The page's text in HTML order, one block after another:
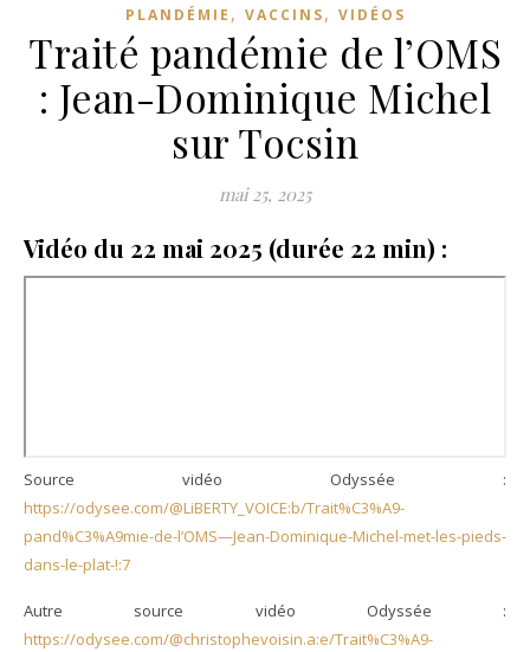
PLANDÉMIE , VACCINS, VIDÉOS
Traité pandémie de l’OMS
: Jean-Dominique Michel
sur Tocsin
mai 25, 2025
Vidéo du 22 mai 2025 (durée 22 min) :
Source vidéo Odyssée :
https://odysee.com/@LiBERTY_VOICE:b/Trait%C3%A9-
pand%C3%A9mie-de-l’OMS—Jean-Dominique-Michel-met-les-pieds-
dans-le-plat-!:7
Autre source vidéo Odyssée :
https://odysee.com/@christophevoisin.a:e/Trait%C3%A9-